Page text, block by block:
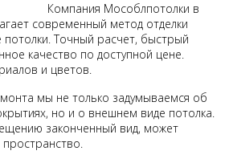
Компания Мособлпотолки в
современный метод отделки
Точный расчет, быстрый
качество по доступной цене.
и цветов.
мы не только задумываемся об
но и о внешнем виде потолка.
законченный вид, может